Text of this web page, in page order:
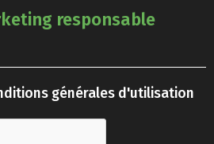
responsable
générales d'utilisation